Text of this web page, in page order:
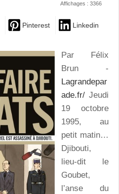
Affichages : 3366
Pinterest Linkedin
Par Félix
Brun -
Lagrandepar
ade.fr/ Jeudi
19 octobre
1995, au
petit matin…
Djibouti,
lieu-dit le
Goubet,
l’anse du